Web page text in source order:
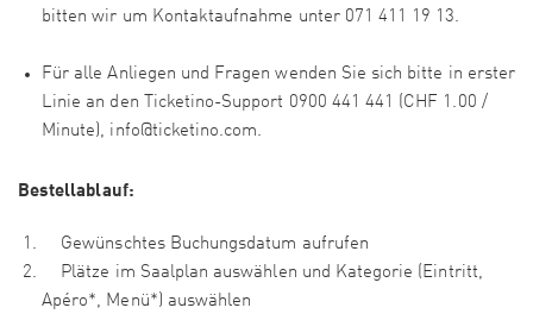
bitten wir um Kontaktaufnahme unter 071 411 19 13.
Für alle Anliegen und Fragen wenden Sie sich bitte in erster
Linie an den Ticketino-Support 0900 441 441 (CHF 1.00 /
Minute), info@ticketino.com.
Bestellablauf:
Gewünschtes Buchungsdatum aufrufen
Plätze im Saalplan auswählen und Kategorie (Eintritt,
Apéro*, Menü*) auswählen